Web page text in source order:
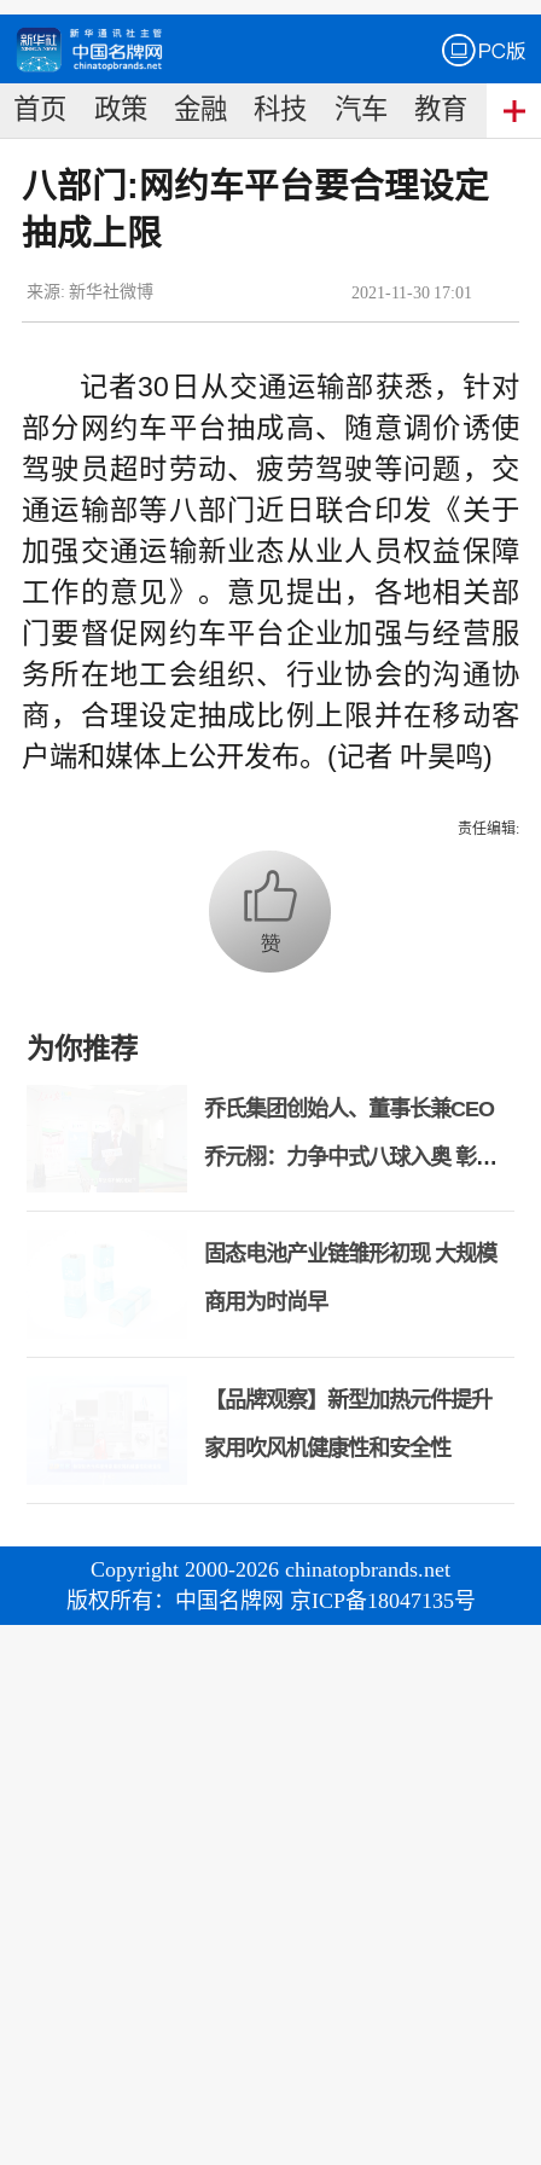
首页 政策 金融 科技 汽车 教育 食
八部门:网约车平台要合理设定
抽成上限
2021-11-30 17:01
来源: 新华社微博
记者30日从交通运输部获悉，针对
部分网约车平台抽成高、随意调价诱使
驾驶员超时劳动、疲劳驾驶等问题，交
通运输部等八部门近日联合印发《关于
加强交通运输新业态从业人员权益保障
工作的意见》。意见提出，各地相关部
门要督促网约车平台企业加强与经营服
务所在地工会组织、行业协会的沟通协
商，合理设定抽成比例上限并在移动客
户端和媒体上公开发布。(记者 叶昊鸣)
责任编辑:
为你推荐
乔氏集团创始人、董事长兼CEO
乔元栩：力争中式八球入奥 彰显
和合共生精神
固态电池产业链雏形初现 大规模
商用为时尚早
【品牌观察】新型加热元件提升
家用吹风机健康性和安全性
Copyright 2000-2026 chinatopbrands.net
版权所有：中国名牌网 京ICP备18047135号